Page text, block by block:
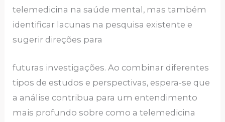
telemedicina na saúde mental, mas também
identificar lacunas na pesquisa existente e
sugerir direções para
futuras investigações. Ao combinar diferentes
tipos de estudos e perspectivas, espera-se que
a análise contribua para um entendimento
mais profundo sobre como a telemedicina